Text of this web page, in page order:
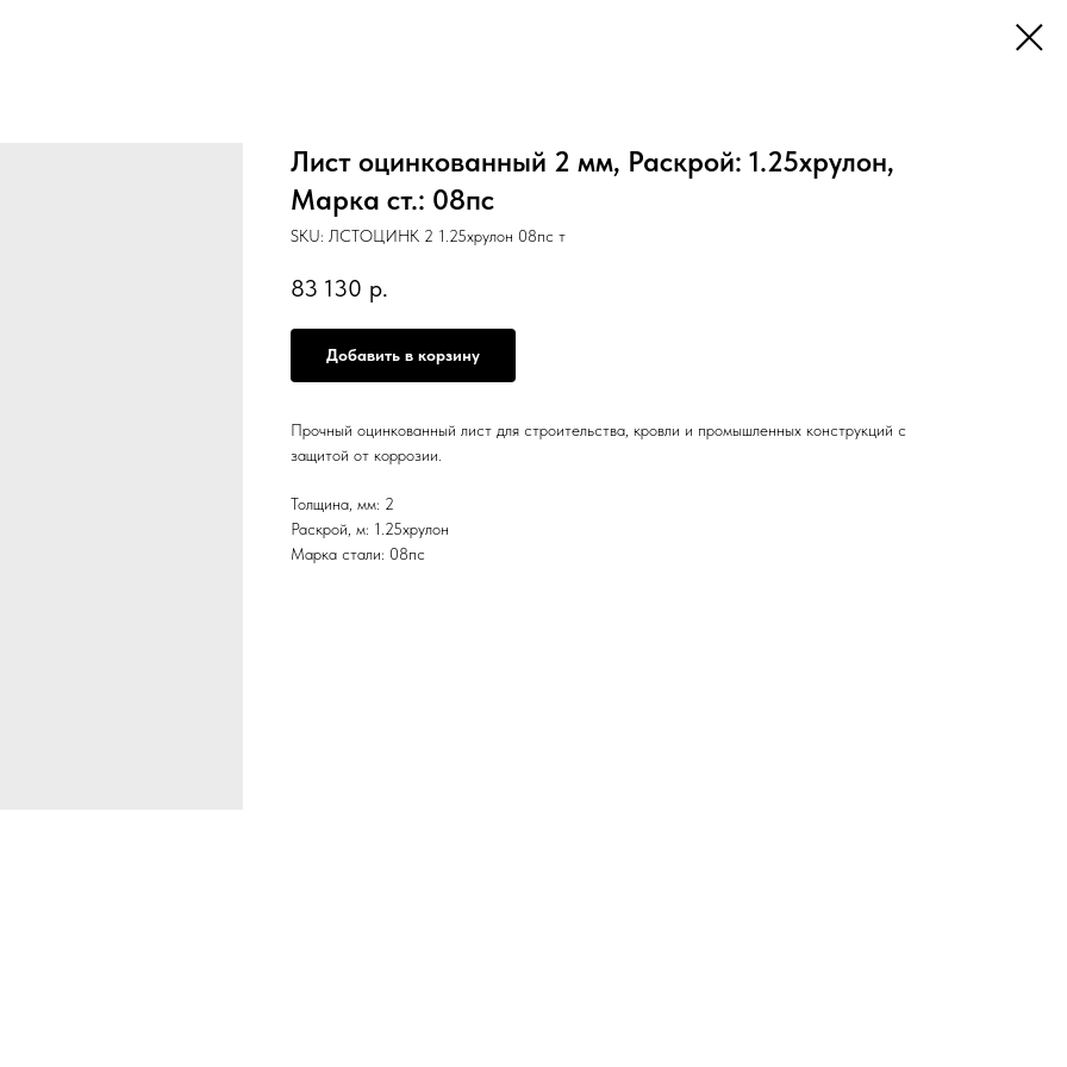
Лист оцинкованный 2 мм, Раскрой: 1.25хрулон,
Марка ст.: 08пс
SKU: ЛСТОЦИНК 2 1.25хрулон 08пс т
83 130 р.
Добавить в корзину
Прочный оцинкованный лист для строительства, кровли и промышленных конструкций с
защитой от коррозии.
Толщина, мм: 2
Раскрой, м: 1.25хрулон
Марка стали: 08пс